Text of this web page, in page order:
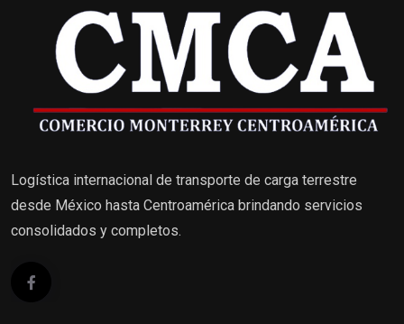
Logística internacional de transporte de carga terrestre
desde México hasta Centroamérica brindando servicios
consolidados y completos.